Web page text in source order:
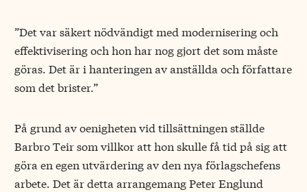
”Det var säkert nödvändigt med modernisering och
effektivisering och hon har nog gjort det som måste
göras. Det är i hanteringen av anställda och författare
som det brister.”
På grund av oenigheten vid tillsättningen ställde
Barbro Teir som villkor att hon skulle få tid på sig att
göra en egen utvärdering av den nya förlagschefens
arbete. Det är detta arrangemang Peter Englund